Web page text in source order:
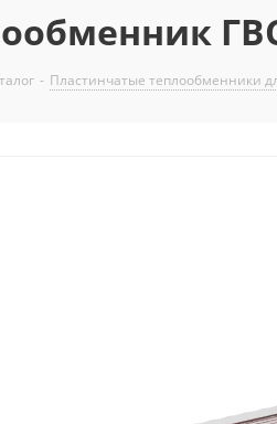
- Пластинчатые теплообменники